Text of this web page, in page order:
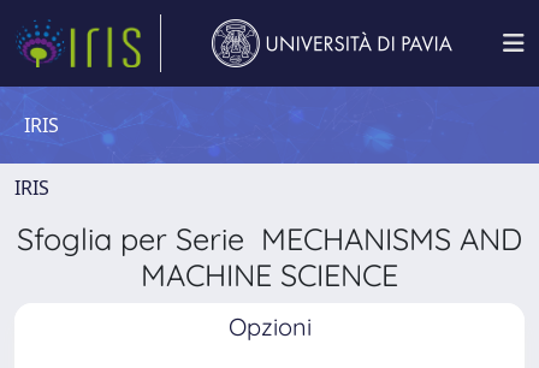
IRIS
IRIS
Sfoglia per Serie MECHANISMS AND
MACHINE SCIENCE
Opzioni